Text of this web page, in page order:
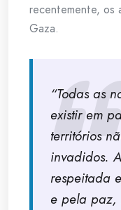
recentemente, os
Gaza.
“Todas as
existir em
territórios
invadidos.
respeitada
e pela